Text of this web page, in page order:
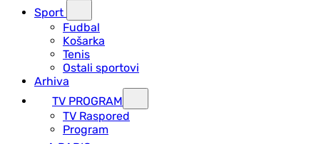
Sport
Fudbal
Košarka
Tenis
Ostali sportovi
Arhiva
TV PROGRAM
ТV Raspored
Program